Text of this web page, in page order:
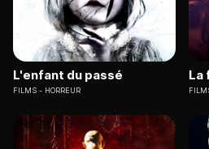
L'enfant du passé
FILMS HORREUR
La